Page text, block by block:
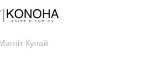
Кунай